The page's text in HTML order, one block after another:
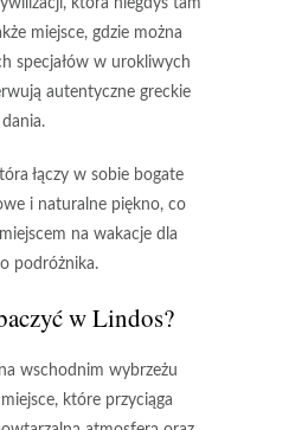
która niegdyś tam
miejsce, gdzie można
specjałów w urokliwych
autentyczne greckie
dania.
łączy w sobie bogate
i naturalne piękno, co
na wakacje dla
podróżnika.
w Lindos?
wschodnim wybrzeżu
które przyciąga